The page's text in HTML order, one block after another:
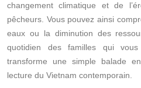
changement climatique et de
pêcheurs. Vous pouvez ainsi
eaux ou la diminution des
quotidien des familles qui vous
transforme une simple balade
lecture du Vietnam contemporain.